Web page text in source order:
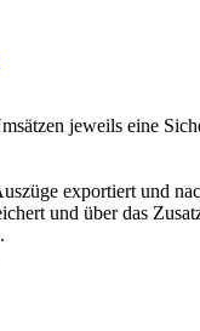
jeweils eine
exportiert und
und über das